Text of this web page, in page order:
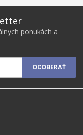
ponukách a
ODOBERAŤ